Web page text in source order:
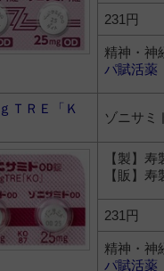
231円
精神・神
パ賦活薬
ＴＲＥ「Ｋ
ゾニサミ
【製】寿
【販】寿
231円
精神・神
パ賦活薬